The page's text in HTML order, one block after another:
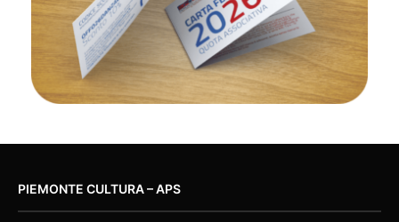
PIEMONTE CULTURA – APS